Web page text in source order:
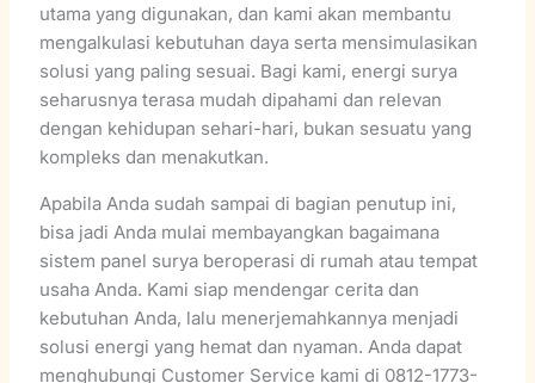
utama yang digunakan, dan kami akan membantu
mengalkulasi kebutuhan daya serta mensimulasikan
solusi yang paling sesuai. Bagi kami, energi surya
seharusnya terasa mudah dipahami dan relevan
dengan kehidupan sehari-hari, bukan sesuatu yang
kompleks dan menakutkan.
Apabila Anda sudah sampai di bagian penutup ini,
bisa jadi Anda mulai membayangkan bagaimana
sistem panel surya beroperasi di rumah atau tempat
usaha Anda. Kami siap mendengar cerita dan
kebutuhan Anda, lalu menerjemahkannya menjadi
solusi energi yang hemat dan nyaman. Anda dapat
menghubungi Customer Service kami di 0812-1773-